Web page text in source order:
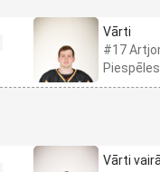
Vārti
#17
Vārti